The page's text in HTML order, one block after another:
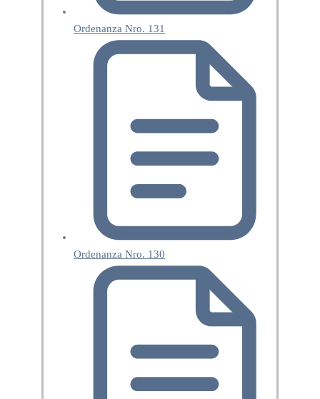
Ordenanza Nro. 131
Ordenanza Nro. 130